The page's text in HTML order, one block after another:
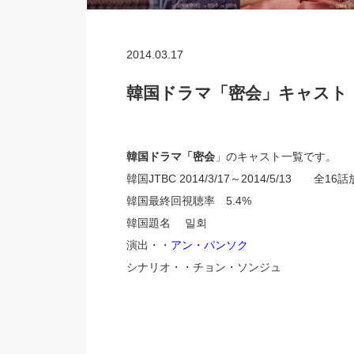
2014.03.17
韓国ドラマ「密会」キャスト
韓国ドラマ「密会」のキャスト一覧です。
韓国JTBC 2014/3/17～2014/5/13 全16話
韓国最終回視聴率 5.4%
韓国題名 밀회
演出・・ アン・パンソク
シナリオ・・チョン・ソンジュ